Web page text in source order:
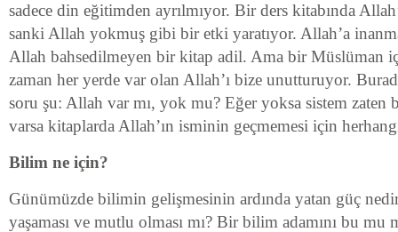
sadece din eğitimden ayrılmıyor. Bir ders kitabında
sanki Allah yokmuş gibi bir etki yaratıyor. Allah’a
Allah bahsedilmeyen bir kitap adil. Ama bir Müslüman
zaman her yerde var olan Allah’ı bize unutturuyor.
soru şu: Allah var mı, yok mu? Eğer yoksa sistem
varsa kitaplarda Allah’ın isminin geçmemesi için
Bilim ne için?
Günümüzde bilimin gelişmesinin ardında yatan güç
yaşaması ve mutlu olması mı? Bir bilim adamını bu mu